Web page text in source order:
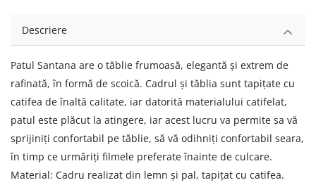
Descriere
Patul Santana are o tăblie frumoasă, elegantă și extrem de
rafinată, în formă de scoică. Cadrul și tăblia sunt tapițate cu
catifea de înaltă calitate, iar datorită materialului catifelat,
patul este plăcut la atingere, iar acest lucru va permite sa vă
sprijiniți confortabil pe tăblie, să vă odihniți confortabil seara,
în timp ce urmăriți filmele preferate înainte de culcare.
Material: Cadru realizat din lemn și pal, tapițat cu catifea.